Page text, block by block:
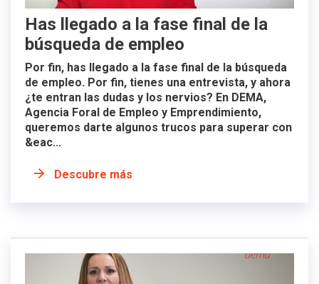
Has llegado a la fase final de la
búsqueda de empleo
Por fin, has llegado a la fase final de la búsqueda
de empleo. Por fin, tienes una entrevista, y ahora
¿te entran las dudas y los nervios? En DEMA,
Agencia Foral de Empleo y Emprendimiento,
queremos darte algunos trucos para superar con
&eac...
Descubre más